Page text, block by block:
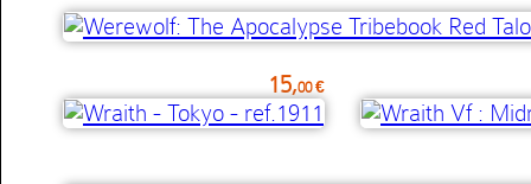
15,00 €